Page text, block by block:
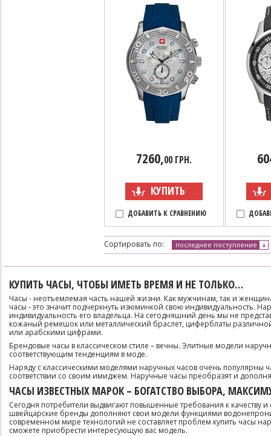
7260,00 ГРН.
КУПИТЬ
ДОБАВИТЬ К СРАВНЕНИЮ
Сортировать по: последнее поступление
КУПИТЬ ЧАСЫ, ЧТОБЫ ИМЕТЬ ВРЕМЯ И НЕ ТОЛЬКО…
Часы - неотъемлемая часть нашей жизни. Как мужчинам, так и
часы - это значит подчеркнуть изюминкой свою индивидуальность.
индивидуальность его владельца. На сегодняшний день мы не
кожаный ремешок или металлический браслет, циферблаты
или арабскими цифрами.
Брендовые часы в классическом стиле – вечны. Элитные модели
соответствующим тенденциям в моде.
Наряду с классическими моделями наручных часов очень популярны
соответствии со своим имиджем. Наручные часы преобразят и
ЧАСЫ ИЗВЕСТНЫХ МАРОК – БОГАТСТВО ВЫБОРА,
Сегодня потребители выдвигают повышенные требования к
швейцарские бренды дополняют свои модели функциями
современном мире технологий не составляет проблем купить часы
сможете приобрести интересующую вас модель.